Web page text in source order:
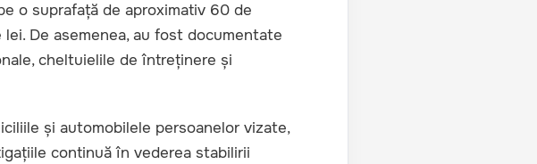
o suprafață de aproximativ 60 de
De asemenea, au fost documentate
cheltuielile de întreținere și
și automobilele persoanelor vizate,
continuă în vederea stabilirii